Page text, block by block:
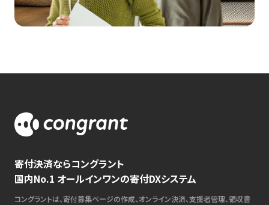
寄付決済ならコングラント
国内No.1 オールインワンの寄付DXシステム
コングラントは、寄付募集ページの作成、オンライン決済、支援者管理、領収書